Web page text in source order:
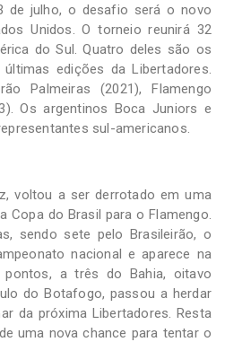
de julho, o desafio será o novo
Unidos. O torneio reunirá 32
do Sul. Quatro deles são os
edições da Libertadores.
Palmeiras (2021), Flamengo
Os argentinos Boca Juniors e
sul-americanos.
voltou a ser derrotado em uma
Copa do Brasil para o Flamengo.
sendo sete pelo Brasileirão, o
nacional e aparece na
a três do Bahia, oitavo
do Botafogo, passou a herdar
da próxima Libertadores. Resta
uma nova chance para tentar o